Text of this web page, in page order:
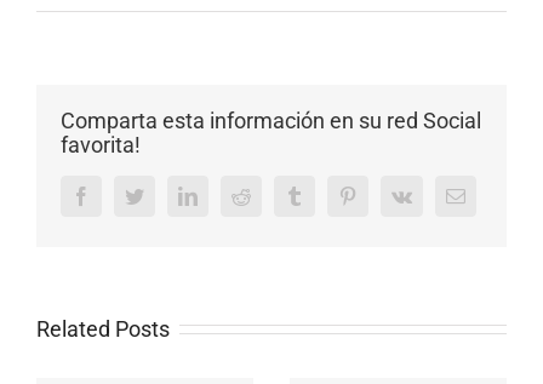
Comparta esta información en su red Social
favorita!
FacebookTwitterLinkedInReddit Tumblr PinterestVk Email
Related Posts